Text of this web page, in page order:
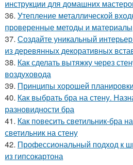
инструкции для домашних
36. Утепление металлической
проверенные методы и материалы
37. Создайте уникальный
из деревянных декоративных
38. Как сделать вытяжку через
воздуховода
39. Принципы хорошей
40. Как выбрать бра на стену.
разновидности бра
41. Как повесить светильник-бра
светильник на стену
42. Профессиональный подход к
из гипсокартона